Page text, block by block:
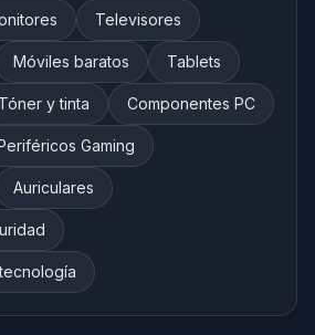
Televisores
Móviles baratos Tablets
Tóner y tinta Componentes PC
Gaming
Auriculares